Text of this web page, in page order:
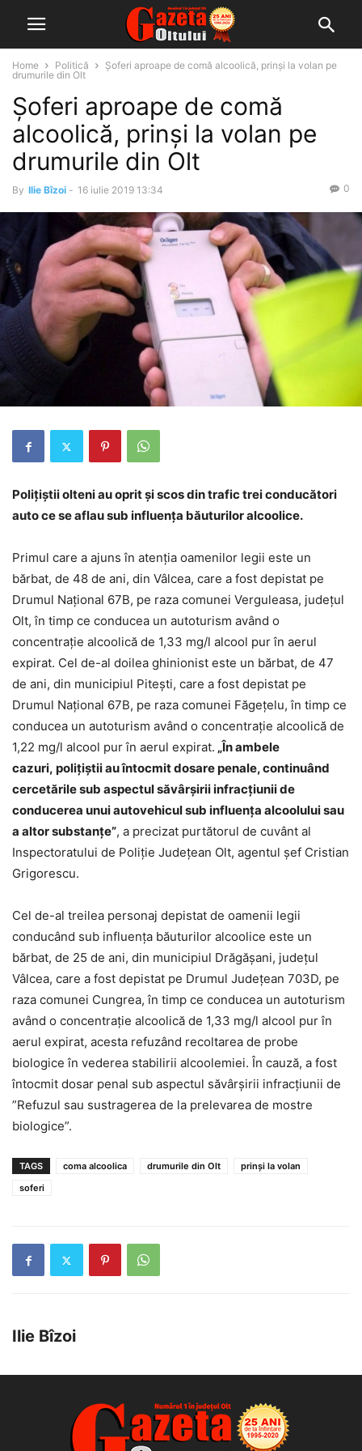
Home Politică
Șoferi aproape de comă alcoolică, prinși la volan pe
drumurile din Olt
Șoferi aproape de comă
alcoolică, prinși la volan pe
drumurile din Olt
By Ilie Bîzoi - 16 iulie 2019 13:34 0
Polițiștii olteni au oprit și scos din trafic trei conducători
auto ce se aflau sub influența băuturilor alcoolice.
Primul care a ajuns în atenția oamenilor legii este un
bărbat, de 48 de ani, din Vâlcea, care a fost depistat pe
Drumul Național 67B, pe raza comunei Verguleasa, județul
Olt, în timp ce conducea un autoturism având o
concentraţie alcoolică de 1,33 mg/l alcool pur în aerul
expirat. Cel de-al doilea ghinionist este un bărbat, de 47
de ani, din municipiul Pitești, care a fost depistat pe
Drumul Național 67B, pe raza comunei Făgețelu, în timp ce
conducea un autoturism având o concentraţie alcoolică de
1,22 mg/l alcool pur în aerul expirat. „În ambele
cazuri, polițiștii au întocmit dosare penale, continuând
cercetările sub aspectul săvârșirii infracțiunii de
conducerea unui autovehicul sub influența alcoolului sau
a altor substanțe”, a precizat purtătorul de cuvânt al
Inspectoratului de Poliție Județean Olt, agentul șef Cristian
Grigorescu.
Cel de-al treilea personaj depistat de oamenii legii
conducând sub influența băuturilor alcoolice este un
bărbat, de 25 de ani, din municipiul Drăgășani, județul
Vâlcea, care a fost depistat pe Drumul Județean 703D, pe
raza comunei Cungrea, în timp ce conducea un autoturism
având o concentraţie alcoolică de 1,33 mg/l alcool pur în
aerul expirat, acesta refuzând recoltarea de probe
biologice în vederea stabilirii alcoolemiei. În cauză, a fost
întocmit dosar penal sub aspectul săvârşirii infracţiunii de
”Refuzul sau sustragerea de la prelevarea de mostre
biologice”.
TAGS coma alcoolica drumurile din Olt
prinși la volan
soferi
Ilie Bîzoi